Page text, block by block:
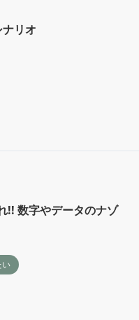
リオ
!! 数字やデータのナゾ
い